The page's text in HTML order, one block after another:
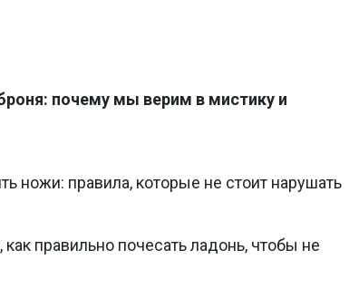
почему мы верим в мистику и
ножи: правила, которые не стоит нарушать
правильно почесать ладонь, чтобы не